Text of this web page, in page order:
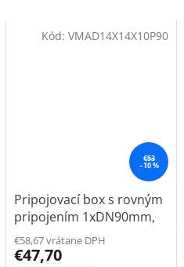
€53
–10 %
Pripojovací box s rovným
pripojením 1xDN90mm,
140x140x100
€58,67 vrátane DPH
€47,70
Kód:VMAD14X14X10P90